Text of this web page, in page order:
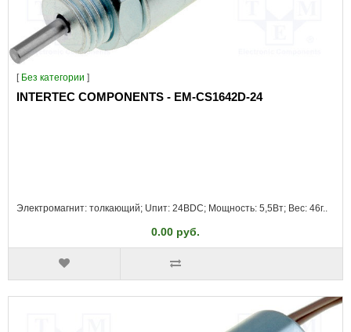
[ Без категории ]
INTERTEC COMPONENTS - EM-CS1642D-24
Электромагнит: толкающий; Uпит: 24ВDC; Мощность: 5,5Вт; Вес: 46г..
0.00 руб.